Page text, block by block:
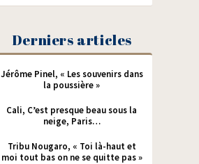
Derniers articles
Jérôme Pinel, « Les souvenirs dans
la poussière »
Cali, C’est presque beau sous la
neige, Paris…
Tribu Nougaro, « Toi là-haut et
moi tout bas on ne se quitte pas »